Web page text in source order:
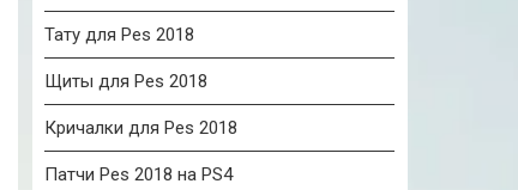
Тату для Pes 2018
Щиты для Pes 2018
Кричалки для Pes 2018
Патчи Pes 2018 на PS4